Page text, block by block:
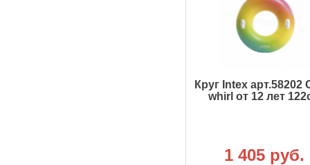
Круг Intex арт.58202
whirl от 12 лет
1 405 руб.